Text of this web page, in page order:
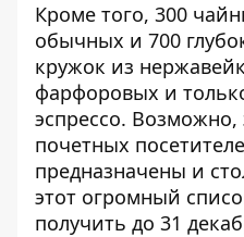
Кроме того, 300
обычных и 700
кружок из
фарфоровых и
эспрессо. Возможно,
почетных
предназначены и
этот огромный
получить до 31